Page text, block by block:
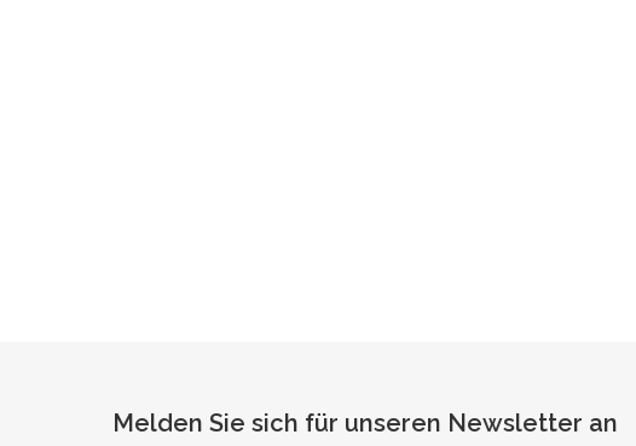
Melden Sie sich für unseren Newsletter an